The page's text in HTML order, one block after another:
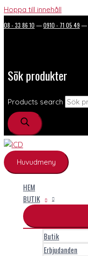
Hoppa till innehåll
08 - 33 86 10 —0910 - 71 05 49 —
Sök produkter
Products search
Huvudmeny
HEM
BUTIK
Butik
Erbjudanden